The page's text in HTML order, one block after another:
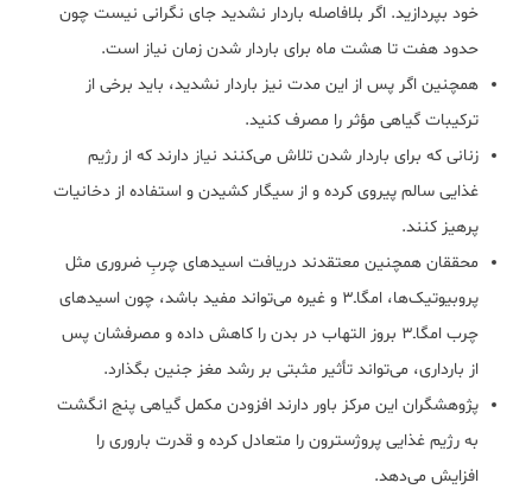
خود بپردازید. اگر بلافاصله باردار نشدید جای نگرانی نیست چون
حدود هفت تا هشت ماه برای باردار شدن زمان نیاز است.
همچنین اگر پس از این مدت نیز باردار نشدید، باید برخی از
ترکیبات گیاهی مؤثر را مصرف کنید.
زنانی که برای باردار شدن تلاش می‌کنند نیاز دارند که از رژیم
غذایی سالم پیروی کرده و از سیگار کشیدن و استفاده از دخانیات
پرهیز کنند.
محققان همچنین معتقدند دریافت اسیدهای چربِ ضروری مثل
پروبیوتیک‌ها، امگا‌ـ‌3 و غیره می‌تواند مفید باشد، چون اسیدهای
چرب امگا‌ـ‌3 بروز التهاب در بدن را کاهش داده و مصرفشان پس
از بارداری، می‌تواند تأثیر مثبتی بر رشد مغز جنین بگذارد.
پژوهشگران این مرکز باور دارند افزودن مکمل گیاهی پنج انگشت
به رژیم غذایی پروژسترون را متعادل کرده و قدرت باروری را
افزایش می‌دهد.